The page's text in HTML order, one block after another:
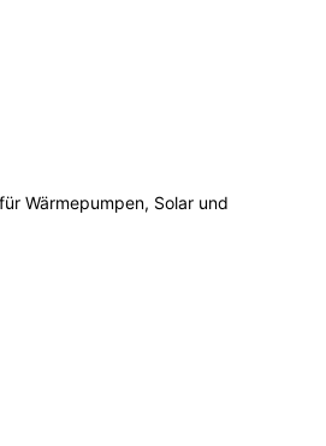
Wärmepumpen, Solar und